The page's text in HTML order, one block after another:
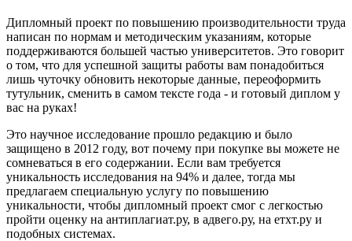
Дипломный проект по повышению производительности труда
написан по нормам и методическим указаниям, которые
поддерживаются большей частью университетов. Это говорит
о том, что для успешной защиты работы вам понадобиться
лишь чуточку обновить некоторые данные, переоформить
тутульник, сменить в самом тексте года - и готовый диплом у
вас на руках!
Это научное исследование прошло редакцию и было
защищено в 2012 году, вот почему при покупке вы можете не
сомневаться в его содержании. Если вам требуется
уникальность исследования на 94% и далее, тогда мы
предлагаем специальную услугу по повышению
уникальности, чтобы дипломный проект смог с легкостью
пройти оценку на антиплагиат.ру, в адвего.ру, на етхт.ру и
подобных системах.